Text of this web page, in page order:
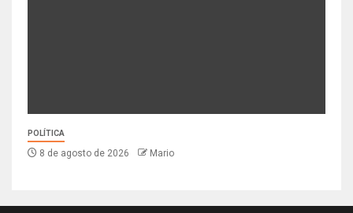
POLÍTICA
8 de agosto de 2026 Mario